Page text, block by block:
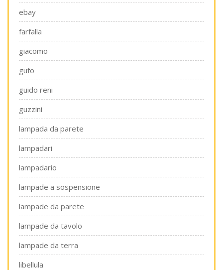
ebay
farfalla
giacomo
gufo
guido reni
guzzini
lampada da parete
lampadari
lampadario
lampade a sospensione
lampade da parete
lampade da tavolo
lampade da terra
libellula